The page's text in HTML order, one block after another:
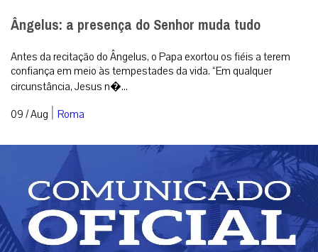
Ângelus: a presença do Senhor muda tudo
Antes da recitação do Ângelus, o Papa exortou os fiéis a terem
confiança em meio às tempestades da vida. “Em qualquer
circunstância, Jesus n�...
09 / Aug | Roma